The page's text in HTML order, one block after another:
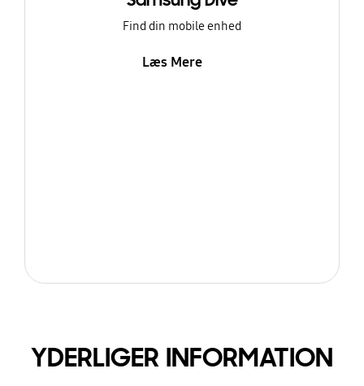
Find din mobile enhed
Læs Mere
YDERLIGER INFORMATION